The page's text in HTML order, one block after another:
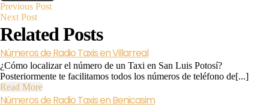
Post
navigation
Previous PostPrevious
Next PostNext
Related Posts
Números
de
Radio
Taxis
en
Villarreal
Números de Radio Taxis en Villarreal
¿Cómo localizar el número de un Taxi en San Luis Potosí?
Posteriormente te facilitamos todos los números de teléfono de[...]
Read MoreRead
More
Números
Números de Radio Taxis en Benicasim